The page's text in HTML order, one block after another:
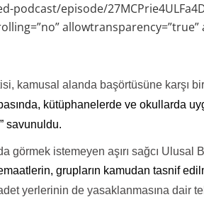
episode/
kamusal alanda başörtüsüne karşı bir
kütüphanelerde ve okullarda
savunuldu.
görmek istemeyen aşırı sağcı Ulusal
grupların kamudan tasnif
yerlerinin de yasaklanmasına dair